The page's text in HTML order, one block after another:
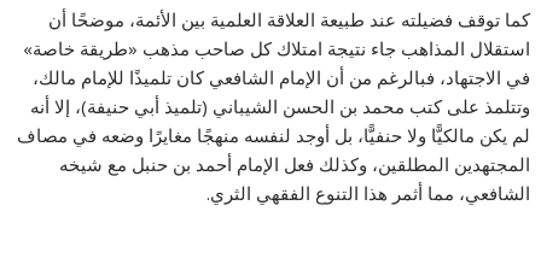
كما توقف فضيلته عند طبيعة العلاقة العلمية بين الأئمة، موضحًا أن
استقلال المذاهب جاء نتيجة امتلاك كل صاحب مذهب «طريقة خاصة»
في الاجتهاد، فبالرغم من أن الإمام الشافعي كان تلميذًا للإمام مالك،
وتتلمذ على كتب محمد بن الحسن الشيباني (تلميذ أبي حنيفة)، إلا أنه
لم يكن مالكيًّا ولا حنفيًّا، بل أوجد لنفسه منهجًا مغايرًا وضعه في مصاف
المجتهدين المطلقين، وكذلك فعل الإمام أحمد بن حنبل مع شيخه
الشافعي، مما أثمر هذا التنوع الفقهي الثري.